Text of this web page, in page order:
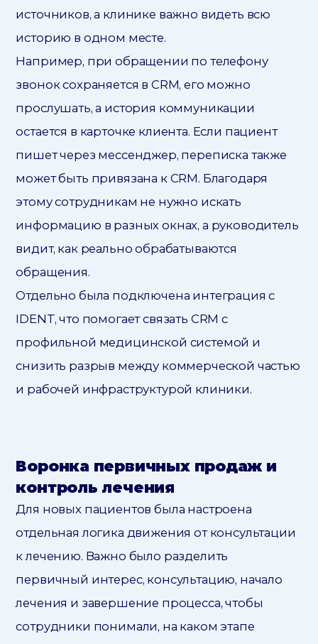
источников, а клинике важно видеть всю
историю в одном месте.
Например, при обращении по телефону
звонок сохраняется в CRM, его можно
прослушать, а история коммуникации
остается в карточке клиента. Если пациент
пишет через мессенджер, переписка также
может быть привязана к CRM. Благодаря
этому сотрудникам не нужно искать
информацию в разных окнах, а руководитель
видит, как реально обрабатываются
обращения.
Отдельно была подключена интеграция с
IDENT, что помогает связать CRM с
профильной медицинской системой и
снизить разрыв между коммерческой частью
и рабочей инфраструктурой клиники.
Воронка первичных продаж и
контроль лечения
Для новых пациентов была настроена
отдельная логика движения от консультации
к лечению. Важно было разделить
первичный интерес, консультацию, начало
лечения и завершение процесса, чтобы
сотрудники понимали, на каком этапе